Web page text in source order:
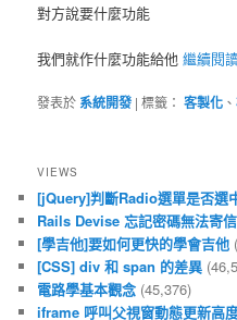
對方說要什麼功能
我們就作什麼功能給他繼續閱
發表於 系統開發 |標籤： 客製化 、
VIEWS
[jQuery]判斷Radio選單是否選
Rails Devise 忘記密碼無法寄信
[學吉他]要如何更快的學會吉他
[CSS] div 和 span 的差異
電路學基本觀念 (45,376)
iframe 呼叫父視窗動態更新高